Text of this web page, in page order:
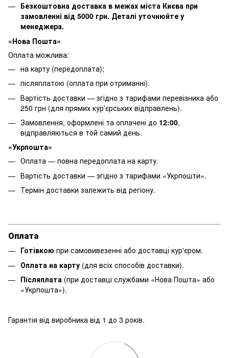
Безкоштовна доставка в межах міста Києва при
замовленні від 5000 грн. Деталі уточнюйте у
менеджера.
«Нова Пошта»
Оплата можлива:
на карту (передоплата);
післяплатою (оплата при отриманні).
Вартість доставки — згідно з тарифами перевізника або
250 грн (для прямих кур’єрських відправлень).
Замовлення, оформлені та оплачені до 12:00,
відправляються в той самий день.
«Укрпошта»
Оплата — повна передоплата на карту.
Вартість доставки — згідно з тарифами «Укрпошти».
Термін доставки залежить від регіону.
Оплата
Готівкою при самовивезенні або доставці кур'єром.
Оплата на карту (для всіх способів доставки).
Післяплата (при доставці службами «Нова Пошта» або
«Укрпошта»).
Гарантія від виробника від 1 до 3 років.